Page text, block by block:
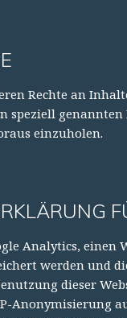
Rechte an
speziell
einzuholen.
Analytics, einen
werden und
dieser
Anonymisierung